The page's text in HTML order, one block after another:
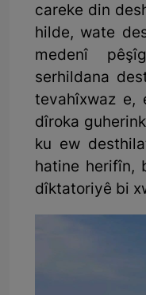
careke din
hilde, wate
medenî
serhildana
tevahîxwaz e,
dîroka
ku ew
hatine herifîn,
dîktatoriyê bi